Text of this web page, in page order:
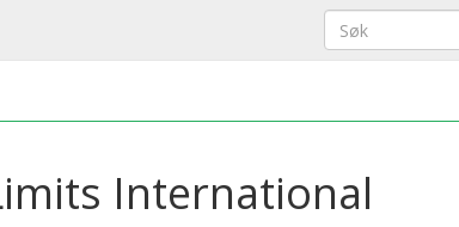
International